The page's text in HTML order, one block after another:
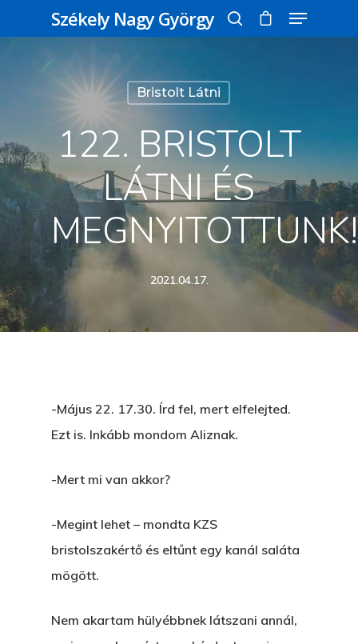
Üss egy entert a kereséshez, vagy nyomd
meg az ESC gombot a bezáráshoz
Székely Nagy György
Bristolt Látni
122. BRISTOLT
LÁTNI ÉS
MEGNYITOTTUNK!
2021.04.17.
-Május 22. 17.30. Írd fel, mert elfelejted.
Ezt is. Inkább mondom Aliznak.
-Mert mi van akkor?
-Megint lehet – mondta KZS
bristolszakértő és eltűnt egy kanál saláta
mögött.
Nem akartam hülyébbnek látszani annál,